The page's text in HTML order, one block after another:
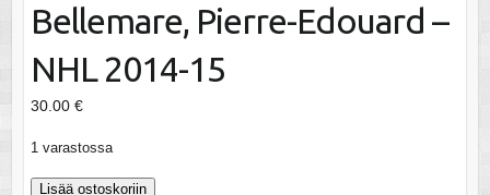
Bellemare, Pierre-Edouard –
NHL 2014-15
30.00 €
1 varastossa
Bellemare,
Lisää ostoskoriin